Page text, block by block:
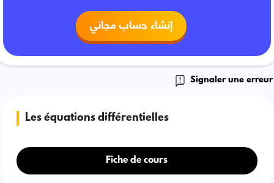
إنشاء حساب مجاني
Signaler une erreur
Les équations différentielles
Fiche de cours